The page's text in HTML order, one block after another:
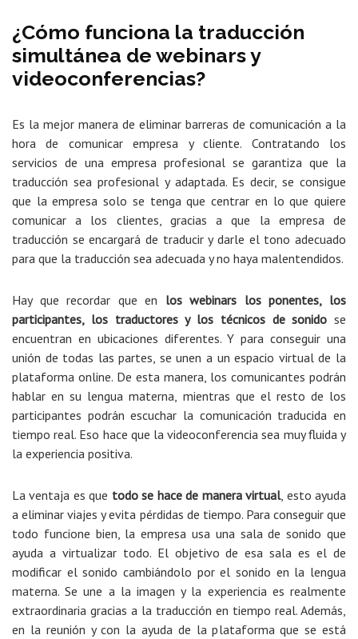
¿Cómo funciona la traducción
simultánea de webinars y
videoconferencias?
Es la mejor manera de eliminar barreras de comunicación a la
hora de comunicar empresa y cliente. Contratando los
servicios de una empresa profesional se garantiza que la
traducción sea profesional y adaptada. Es decir, se consigue
que la empresa solo se tenga que centrar en lo que quiere
comunicar a los clientes, gracias a que la empresa de
traducción se encargará de traducir y darle el tono adecuado
para que la traducción sea adecuada y no haya malentendidos.
Hay que recordar que en los webinars los ponentes, los
participantes, los traductores y los técnicos de sonido se
encuentran en ubicaciones diferentes. Y para conseguir una
unión de todas las partes, se unen a un espacio virtual de la
plataforma online. De esta manera, los comunicantes podrán
hablar en su lengua materna, mientras que el resto de los
participantes podrán escuchar la comunicación traducida en
tiempo real. Eso hace que la videoconferencia sea muy fluida y
la experiencia positiva.
La ventaja es que todo se hace de manera virtual, esto ayuda
a eliminar viajes y evita pérdidas de tiempo. Para conseguir que
todo funcione bien, la empresa usa una sala de sonido que
ayuda a virtualizar todo. El objetivo de esa sala es el de
modificar el sonido cambiándolo por el sonido en la lengua
materna. Se une a la imagen y la experiencia es realmente
extraordinaria gracias a la traducción en tiempo real. Además,
en la reunión y con la ayuda de la plataforma que se está